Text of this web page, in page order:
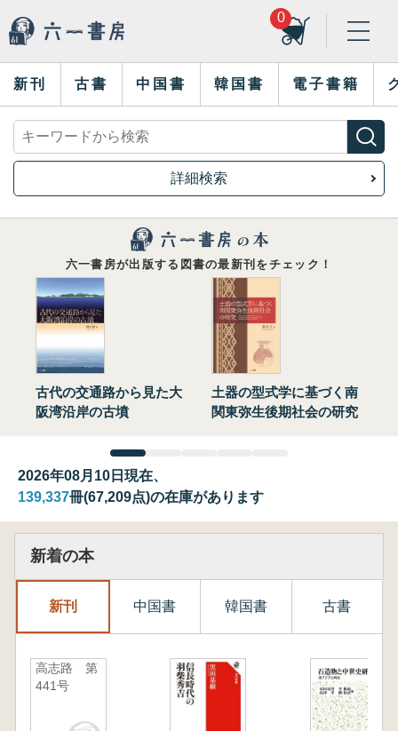
0
新刊 古書 中国書 韓国書 電子書籍
詳細検索
六一書房が出版する図書の最新刊をチェック！
古代の交通路から見た大
阪湾沿岸の古墳
土器の型式学に基づく南
関東弥生後期社会の研究
2026年08月10日現在、
139,337冊(67,209点)の在庫があります
新着の本
新刊 中国書 韓国書 古書
高志路 第
441号